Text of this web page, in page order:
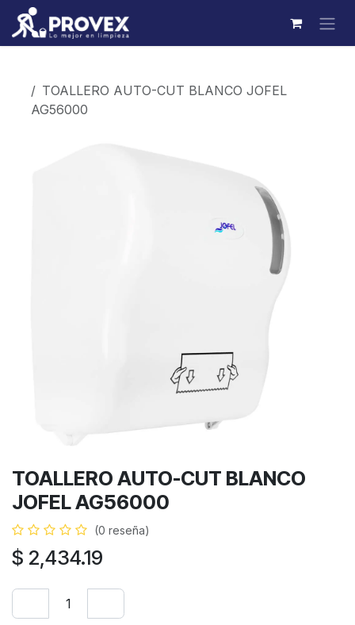
Ir al contenido
TOALLERO AUTO-CUT BLANCO JOFEL
AG56000
TOALLERO AUTO-CUT BLANCO
JOFEL AG56000
(0 reseña)
$ 2,434.19